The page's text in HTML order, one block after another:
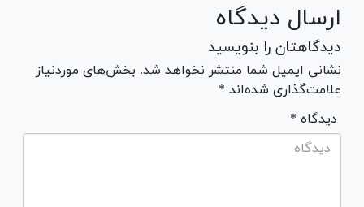
ارسال دیدگاه
دیدگاهتان را بنویسید
نشانی ایمیل شما منتشر نخواهد شد. بخش‌های موردنیاز
علامت‌گذاری شده‌اند *
* دیدگاه